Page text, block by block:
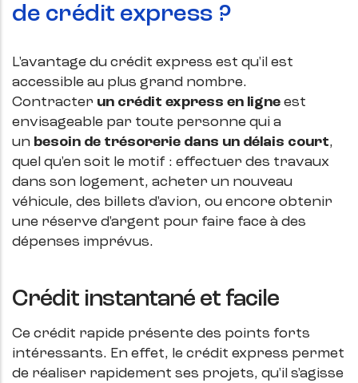
de crédit express ?
L'avantage du crédit express est qu'il est
accessible au plus grand nombre.
Contracter un crédit express en ligne est
envisageable par toute personne qui a
un besoin de trésorerie dans un délais court,
quel qu'en soit le motif : effectuer des travaux
dans son logement, acheter un nouveau
véhicule, des billets d'avion, ou encore obtenir
une réserve d'argent pour faire face à des
dépenses imprévus.
Crédit instantané et facile
Ce crédit rapide présente des points forts
intéressants. En effet, le crédit express permet
de réaliser rapidement ses projets, qu'il s'agisse